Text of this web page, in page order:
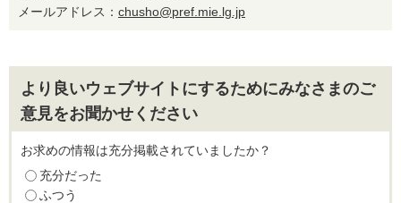
メールアドレス： chusho@pref.mie.lg.jp
より良いウェブサイトにするためにみなさまのご
意見をお聞かせください
お求めの情報は充分掲載されていましたか？
充分だった
ふつう